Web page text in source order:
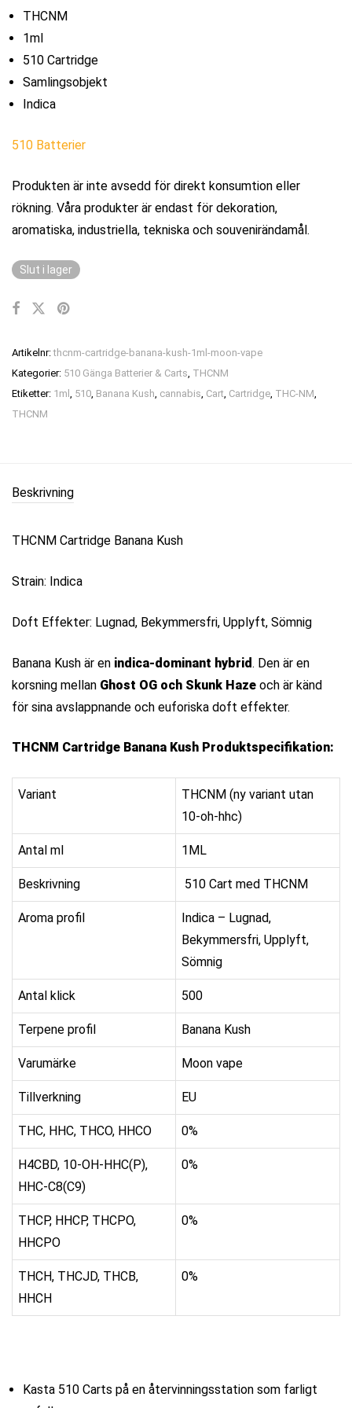
THCNM
1ml
510 Cartridge
Samlingsobjekt
Indica
510 Batterier
Produkten är inte avsedd för direkt konsumtion eller
rökning. Våra produkter är endast för dekoration,
aromatiska, industriella, tekniska och souvenirändamål.
Slut i lager
Artikelnr:thcnm-cartridge-banana-kush-1ml-moon-vape
Kategorier: 510 Gänga Batterier & Carts, THCNM
Etiketter: 1ml , 510, Banana Kush, cannabis, Cart, Cartridge, THC-NM,
THCNM
Beskrivning
THCNM Cartridge Banana Kush
Strain: Indica
Doft Effekter: Lugnad, Bekymmersfri, Upplyft, Sömnig
Banana Kush är en indica-dominant hybrid. Den är en
korsning mellan Ghost OG och Skunk Haze och är känd
för sina avslappnande och euforiska doft effekter.
THCNM Cartridge Banana Kush Produktspecifikation:
Variant
THCNM (ny variant utan
10-oh-hhc)
Antal ml 1ML
Beskrivning 510 Cart med THCNM
Aroma profil
Indica – Lugnad,
Bekymmersfri, Upplyft,
Sömnig
Antal klick 500
Terpene profil Banana Kush
Varumärke Moon vape
Tillverkning EU
THC, HHC, THCO, HHCO 0%
H4CBD, 10-OH-HHC(P),
HHC-C8(C9)
0%
THCP, HHCP, THCPO,
HHCPO
0%
THCH, THCJD, THCB,
HHCH
0%
Kasta 510 Carts på en återvinningsstation som farligt